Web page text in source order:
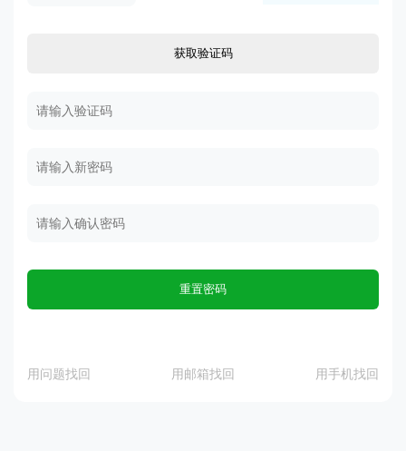
获取验证码
重置密码
用问题找回 用邮箱找回 用手机找回